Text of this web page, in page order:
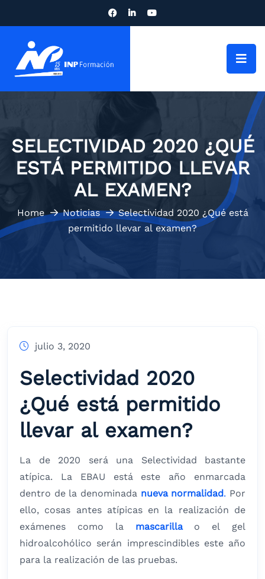
SELECTIVIDAD 2020 ¿QUÉ
ESTÁ PERMITIDO LLEVAR
AL EXAMEN?
Home Noticias
Selectividad 2020 ¿Qué está
permitido llevar al examen?
julio 3, 2020
Selectividad 2020
¿Qué está permitido
llevar al examen?
La de 2020 será una Selectividad bastante
atípica. La EBAU está este año enmarcada
dentro de la denominada nueva normalidad. Por
ello, cosas antes atípicas en la realización de
exámenes como la mascarilla
o el gel
hidroalcohólico serán imprescindibles este año
para la realización de las pruebas.